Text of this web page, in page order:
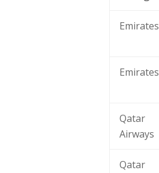
Emirates
Emirates
Qatar
Airways
Qatar